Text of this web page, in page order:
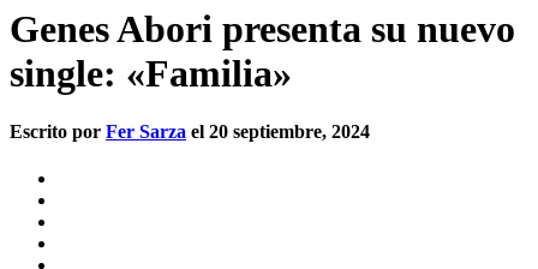
Genes Abori presenta su nuevo
single: «Familia»
Escrito por Fer Sarza el 20 septiembre, 2024